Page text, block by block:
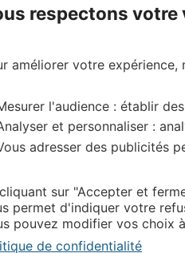
respectons votre
améliorer votre
l'audience : établir
et personnaliser :
adresser des publicités
sur "Accepter et
permet d'indiquer votre
pouvez modifier vos choix
de confidentialité
ou le
fiche, merci de contacter